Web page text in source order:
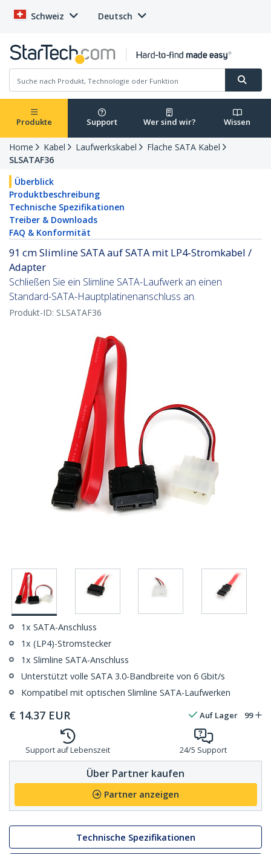
Schweiz Deutsch
Produkte Support Wer sind wir? Wissen
Home Kabel Laufwerkskabel
Flache SATA Kabel
SLSATAF36
Überblick
Produktbeschreibung
Technische Spezifikationen
Treiber & Downloads
FAQ & Konformität
91 cm Slimline SATA auf SATA mit LP4-Stromkabel /
Adapter
Schließen Sie ein Slimline SATA-Laufwerk an einen
Standard-SATA-Hauptplatinenanschluss an.
Produkt-ID: SLSATAF36
1x SATA-Anschluss
1x (LP4)-Stromstecker
1x Slimline SATA-Anschluss
Unterstützt volle SATA 3.0-Bandbreite von 6 Gbit/s
Kompatibel mit optischen Slimline SATA-Laufwerken
€ 14.37 EUR Auf Lager 99
Support auf Lebenszeit 24/5 Support
Über Partner kaufen
Partner anzeigen
Technische Spezifikationen